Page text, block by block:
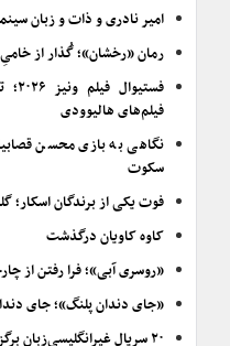
امیر نادری و ذات و زبان
رمان «رخشان»؛ گُذار از
فیلم‌های هالیوودی
نگاهی به بازی محسن
سکوت
فوت یکی از برندگان اسکار؛
کاوه کاویان درگذشت
«روسری آبی»؛ فرا رفتن از
«جای دندان پلنگ»؛ جای
۲۰ سریال غیرانگلیسی‌زبان برگزیده سال‌های اخیر